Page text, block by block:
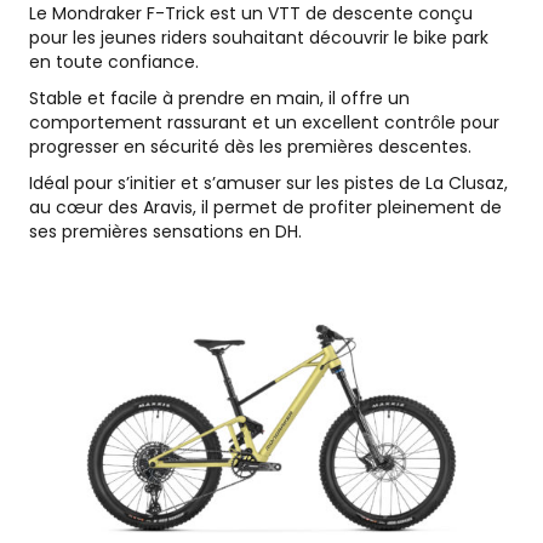
Le Mondraker F-Trick est un VTT de descente conçu
pour les jeunes riders souhaitant découvrir le bike park
en toute confiance.
Stable et facile à prendre en main, il offre un
comportement rassurant et un excellent contrôle pour
progresser en sécurité dès les premières descentes.
Idéal pour s’initier et s’amuser sur les pistes de La Clusaz,
au cœur des Aravis, il permet de profiter pleinement de
ses premières sensations en DH.